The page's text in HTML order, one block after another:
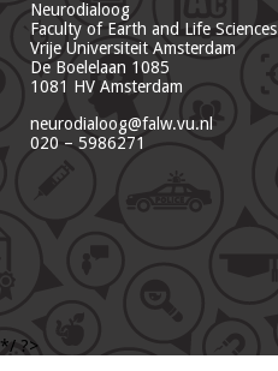
Neurodialoog
Faculty of Earth and Life Sciences
Vrije Universiteit Amsterdam
De Boelelaan 1085
1081 HV Amsterdam
neurodialoog@falw.vu.nl
020 – 5986271
*/ ?>